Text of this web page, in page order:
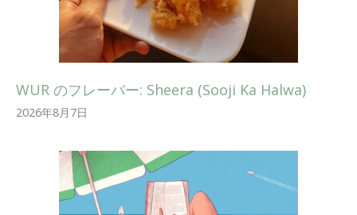
WUR のフレーバー: Sheera (Sooji Ka Halwa)
2026年8月7日